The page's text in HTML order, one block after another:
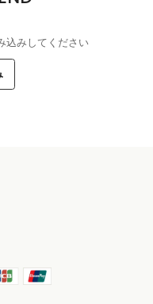
込みしてください